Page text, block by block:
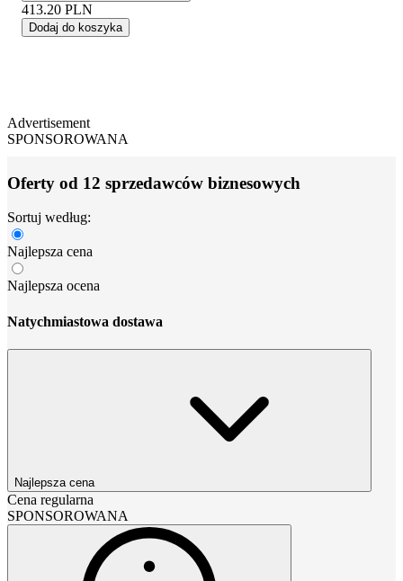
413.20 PLN
Dodaj do koszyka
Advertisement
SPONSOROWANA
Oferty od 12 sprzedawców biznesowych
Sortuj według:
Najlepsza cena
Najlepsza ocena
Natychmiastowa dostawa
Najlepsza cena
Cena regularna
SPONSOROWANA